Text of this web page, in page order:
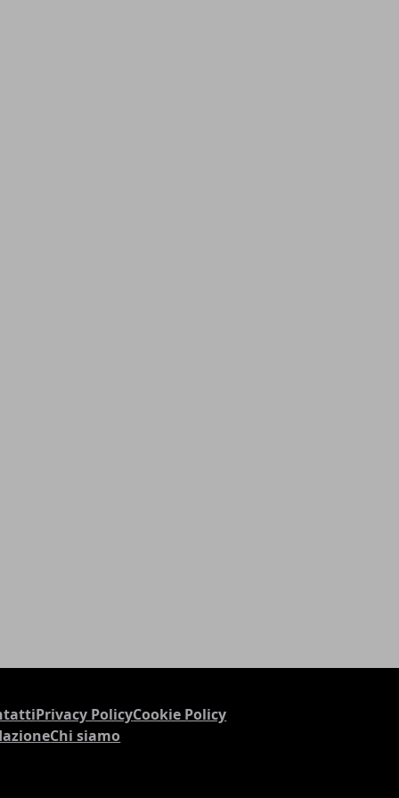
Privacy PolicyCookie Policy
Chi siamo